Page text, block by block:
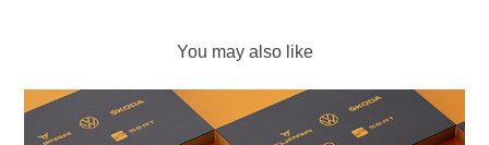
You may also like